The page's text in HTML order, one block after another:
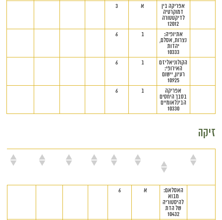
אפריקה בין
דמוקרטיה
לדיקטטורה
12012
א 3
אתיופיה:
נצרות, אסלם,
יהדות
10333
ב 6
הקולוניאליזם
האירופי:
רעיון, יישום
10925
ב 6
אפריקה
בסבך היחסים
הבינלאומיים
10330
ב 6
זיקה
האסלאם:
מבוא
להיסטוריה
של הדת
10432
א 6